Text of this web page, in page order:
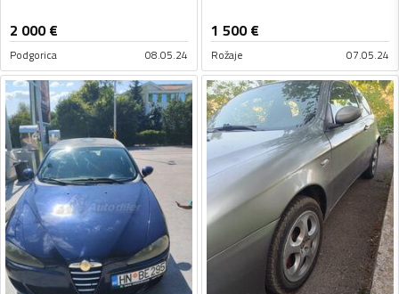
2 000€
Podgorica 08.05.24
1 500€
Rožaje 07.05.24